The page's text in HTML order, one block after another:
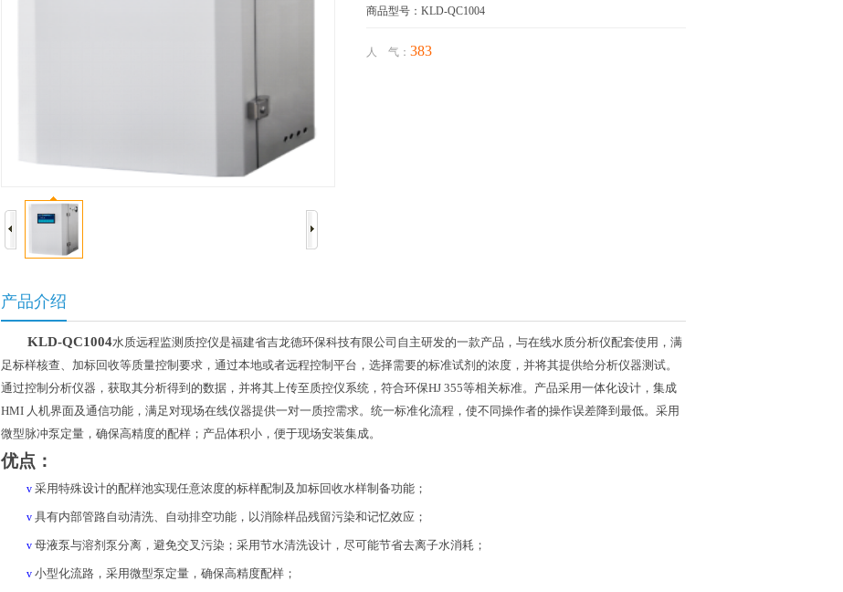
商品型号：KLD-QC1004
人 气： 383
产品介绍
KLD-QC1004水质远程监测质控仪是福建省吉龙德环保科技有限公司 自主研发的一款产品 ， 与在线水质分析仪配套使用，满
足标样核查、加标回收等质量控制要求，通过本地或者远程控制平台，选择需要的标准试剂的浓度，并将其提供给分析仪器测试。
通过控制分析仪器，获取其分析得到的数据，并将其上传至质控仪系统，符合环保HJ 355等相关标准。产品采用一体化设计，集成
HMI 人机界面及通信功能，满足对现场在线仪器提供一对一质控需求。统一标准化流程，使不同操作者的操作误差降到最低。采用
微型脉冲泵定量，确保高精度的配样；产品体积小，便于现场安装集成。
优点：
v 采用特殊设计的配样池实现任意浓度的标样配制及加标回收水样制备功能；
v 具有内部管路自动清洗、自动排空功能 ，以消除样品残留污染和记忆效应；
v 母液泵与溶剂泵分离，避免交叉污染； 采用节水清洗设计，尽可能节省去离子水消耗 ；
v 小型化流路 ， 采用微型泵定量，确保高精度配样 ；